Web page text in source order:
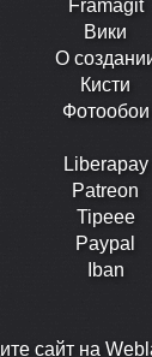
Framagit
Вики
О
Кисти
Фотообои
Liberapay
Patreon
Tipeee
Paypal
Iban
сайт на